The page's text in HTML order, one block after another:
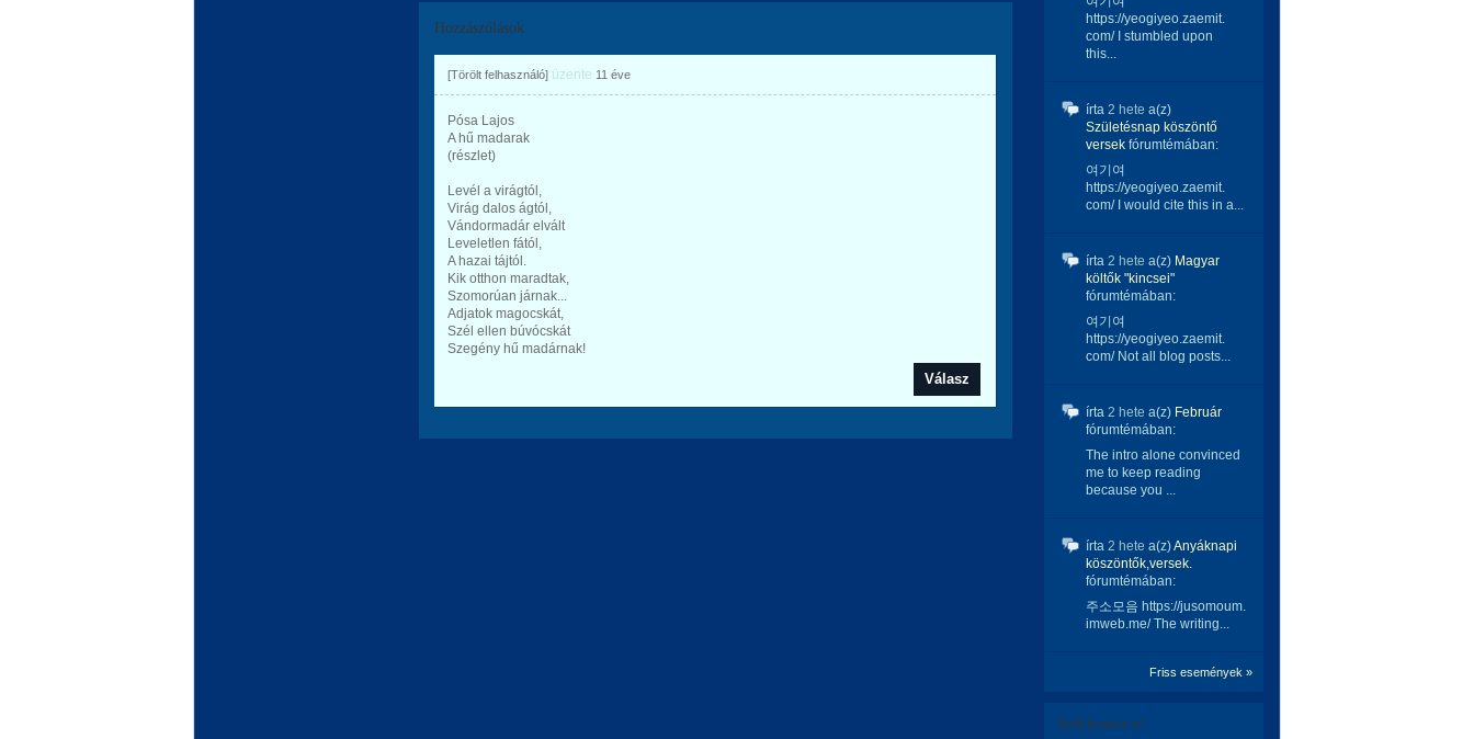
Hozzászólások
[Törölt felhasználó] üzente 11 éve
Pósa Lajos
A hű madarak
(részlet)
Levél a virágtól,
Virág dalos ágtól,
Vándormadár elvált
Leveletlen fától,
A hazai tájtól.
Kik otthon maradtak,
Szomorúan járnak...
Adjatok magocskát,
Szél ellen búvócskát
Szegény hű madárnak!
Válasz
https://yeogiyeo.zaemit.
com/ I stumbled upon
this...
írta 2 hete a(z)
Születésnap köszöntő
versek fórumtémában:
여기여
https://yeogiyeo.zaemit.
com/ I would cite this in a...
írta 2 hete a(z) Magyar
költők "kincsei"
fórumtémában:
여기여
https://yeogiyeo.zaemit.
com/ Not all blog posts...
írta 2 hete a(z) Február
fórumtémában:
The intro alone convinced
me to keep reading
because you ...
írta 2 hete a(z)Anyáknapi
köszöntők,versek.
fórumtémában:
주소모음 https://jusomoum.
imweb.me/ The writing...
Friss események »
Szólj hozzá te is!